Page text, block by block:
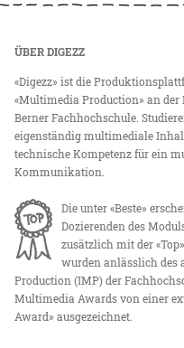
ÜBER DIGEZZ
«Digezz» ist die
«Multimedia Production» an der
Berner Fachhochschule.
eigenständig multimediale
technische Kompetenz für ein
Kommunikation.
Die unter «Beste»
Dozierenden des
zusätzlich mit der
wurden anlässlich
Production (IMP) der
Multimedia Awards von einer
Award» ausgezeichnet.